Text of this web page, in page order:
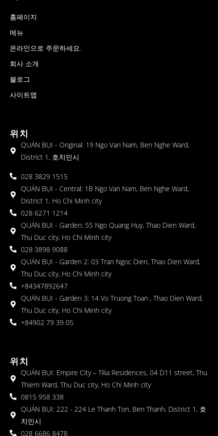
홈페이지
메뉴
온라인으로 주문하세요.
회사 소개
블로그
사이트맵
위치
QUÁN BỤI - Original: 19 Ngo Van Nam, Ben Nghe Ward,
District 1, 호치민시
028 3829 1515
QUÁN BỤI - Central: 1B Ngo Van Nam, Ben Nghe Ward,
District 1, Ho Chi Minh city
028 6271 1214
QUÁN BỤI - Garden: 55 Ngo Quang Huy, Thao Dien Ward,
Thu Duc city, Ho Chi Minh city
028 3898 9088
QUÁN BỤI - Garden 2: 03 Tran Ngoc Dien, Thao Dien Ward,
Thu Duc city, Ho Chi Minh city
+84347892647
QUÁN BỤI - Garden 3: 14 Vo Truong Toan , Thao Dien Ward,
Thu Duc city, Ho Chi Minh city
+84902 79 39 05
위치
QUÁN BỤI: Empire City – Tilia Residences, 04 D11 street, Thu
Thiem Ward, Thu Duc city, Ho Chi Minh city
0815 958 338
QUÁN BỤI: 222 - 224 Le Thanh Ton, Ben Thanh, District 1, 호
치민시
028 6686 8478